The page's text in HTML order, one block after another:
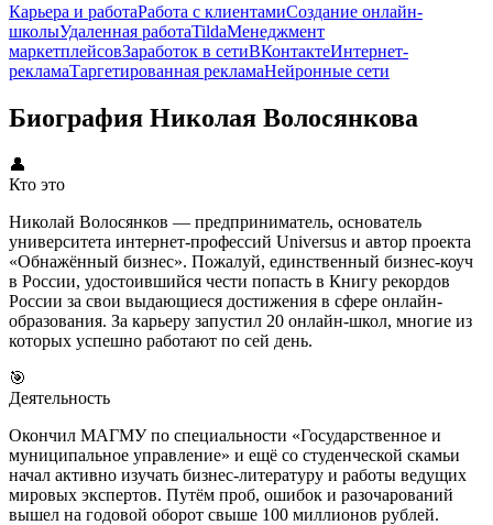
Карьера и работаРабота с клиентамиСоздание онлайн-
школыУдаленная работаTildaМенеджмент
маркетплейсовЗаработок в сетиВКонтактеИнтернет-
рекламаТаргетированная рекламаНейронные сети
Биография Николая Волосянкова
👤
Кто это
Николай Волосянков — предприниматель, основатель
университета интернет-профессий Universus и автор проекта
«Обнажённый бизнес». Пожалуй, единственный бизнес-коуч
в России, удостоившийся чести попасть в Книгу рекордов
России за свои выдающиеся достижения в сфере онлайн-
образования. За карьеру запустил 20 онлайн-школ, многие из
которых успешно работают по сей день.
🎯
Деятельность
Окончил МАГМУ по специальности «Государственное и
муниципальное управление» и ещё со студенческой скамьи
начал активно изучать бизнес-литературу и работы ведущих
мировых экспертов. Путём проб, ошибок и разочарований
вышел на годовой оборот свыше 100 миллионов рублей.